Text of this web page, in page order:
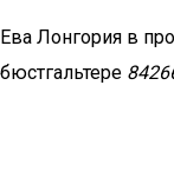
Ева Лонгория в
бюстгальтере